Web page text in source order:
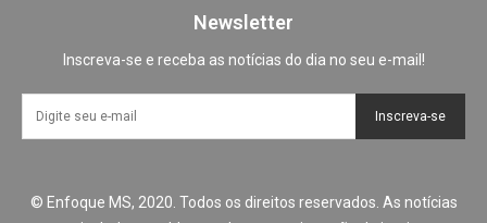
Newsletter
Inscreva-se e receba as notícias do dia no seu e-mail!
Inscreva-se
© Enfoque MS, 2020. Todos os direitos reservados. As notícias